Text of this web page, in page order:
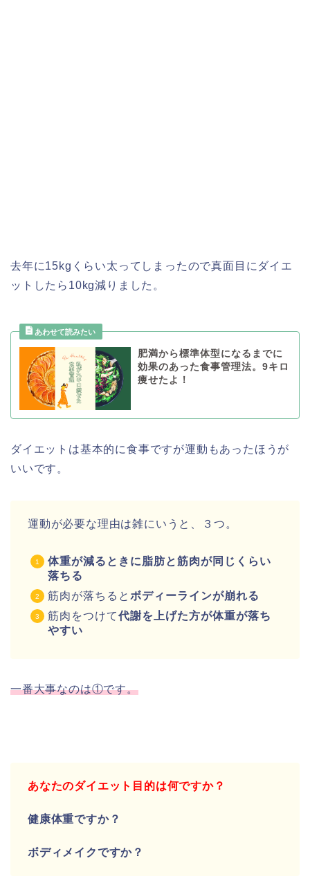
去年に15kgくらい太ってしまったので真面目にダイエ
ットしたら10kg減りました。
肥満から標準体型になるまでに
効果のあった食事管理法。9キロ
痩せたよ！
ダイエットは基本的に食事ですが運動もあったほうが
いいです。
運動が必要な理由は雑にいうと、３つ。
体重が減るときに脂肪と筋肉が同じくらい
落ちる
筋肉が落ちると ボディーラインが崩れる
筋肉をつけて代謝を上げた方が体重が落ち
やすい
一番大事なのは①です。
あなたのダイエット目的は何ですか？
健康体重ですか？
ボディメイクですか？